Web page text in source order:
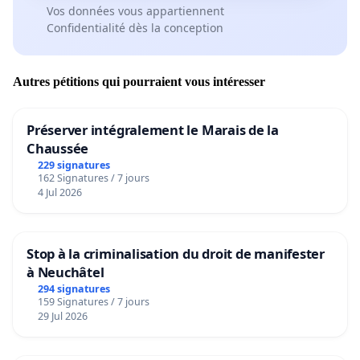
prévention et être celle qui cotise à ce jour le plus pour
cet organisme .
Nous tenons à avoir des explications car une logique
caisse d'assurance maladie peut elle récompenser à ce
point les professions paramédicales qui l'oblige à
financer leurs actes. Et à l'inverse taper sur la plus
petite entité du secteur en les punissant de ne pas le
Durant ces dernières années les syndicats avaient
demandé une renégociation ,aujourd’hui le silence est
rompu et toute la profession , soutenue par l'ensemble
Vos données vous appartiennent
Confidentialité dès la conception
Autres pétitions qui pourraient vous intéresser
Préserver intégralement le Marais de la
Chaussée
229 signatures
162 Signatures / 7 jours
4 Jul 2026
Stop à la criminalisation du droit de manifester
à Neuchâtel
294 signatures
159 Signatures / 7 jours
29 Jul 2026